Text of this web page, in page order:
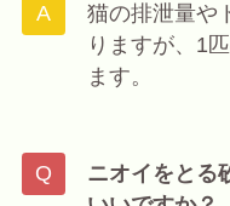
猫の排泄量や
りますが、1
ます。
ニオイをとる